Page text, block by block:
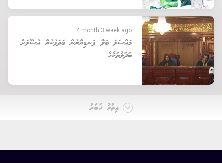
4 month 3 week ago
މައްސަލަ ބަލާ ފަނޑިޔާރުން ބަދަލުކުރާ އުސޫލަށް
ބަދަލުތަކެއް
އިތުރު ޚަބަރު